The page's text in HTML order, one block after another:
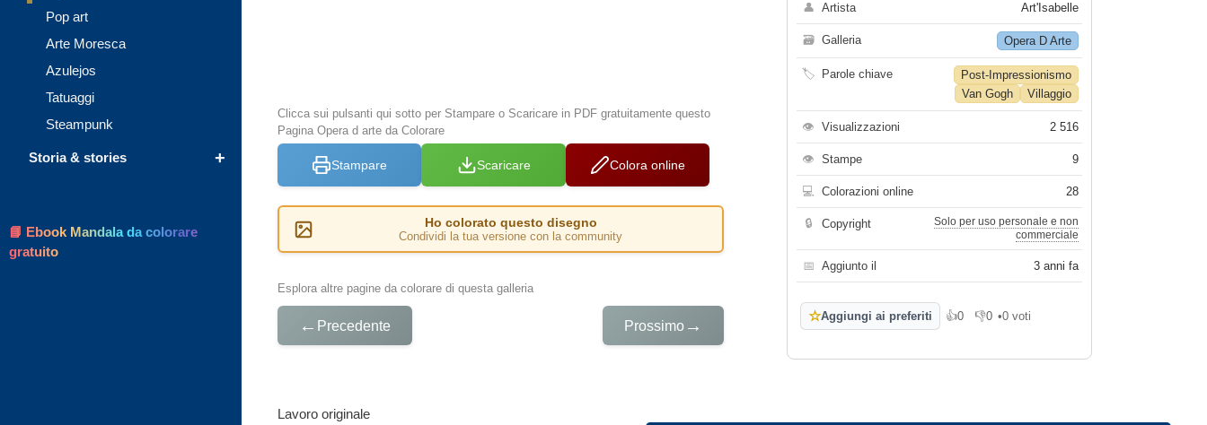
Clicca sui pulsanti qui sotto per Stampare o Scaricare in PDF gratuitamente questo
Pagina Opera d arte da Colorare
Stampare Scaricare Colora online
Ho colorato questo disegno
Condividi la tua versione con la community
Esplora altre pagine da colorare di questa galleria
← Precedente Prossimo →
👤 Artista Art'Isabelle
🗃 Galleria Opera D Arte
🏷 Parole chiave
Post-Impressionismo
Van Gogh
Villaggio
👁 Visualizzazioni 2 516
👁 Stampe 9
💻 Colorazioni online 28
🔒 Copyright
Solo per uso personale e non
commerciale
📅 Aggiunto il 3 anni fa
☆Aggiungi ai preferiti 👍0
Mi piace
👎0
Non mi piace
•0 voti
Lavoro originale
Pop art
Arte Moresca
Azulejos
Tatuaggi
Steampunk
+
Storia & stories
📘 Ebook Mandala da colorare
gratuito